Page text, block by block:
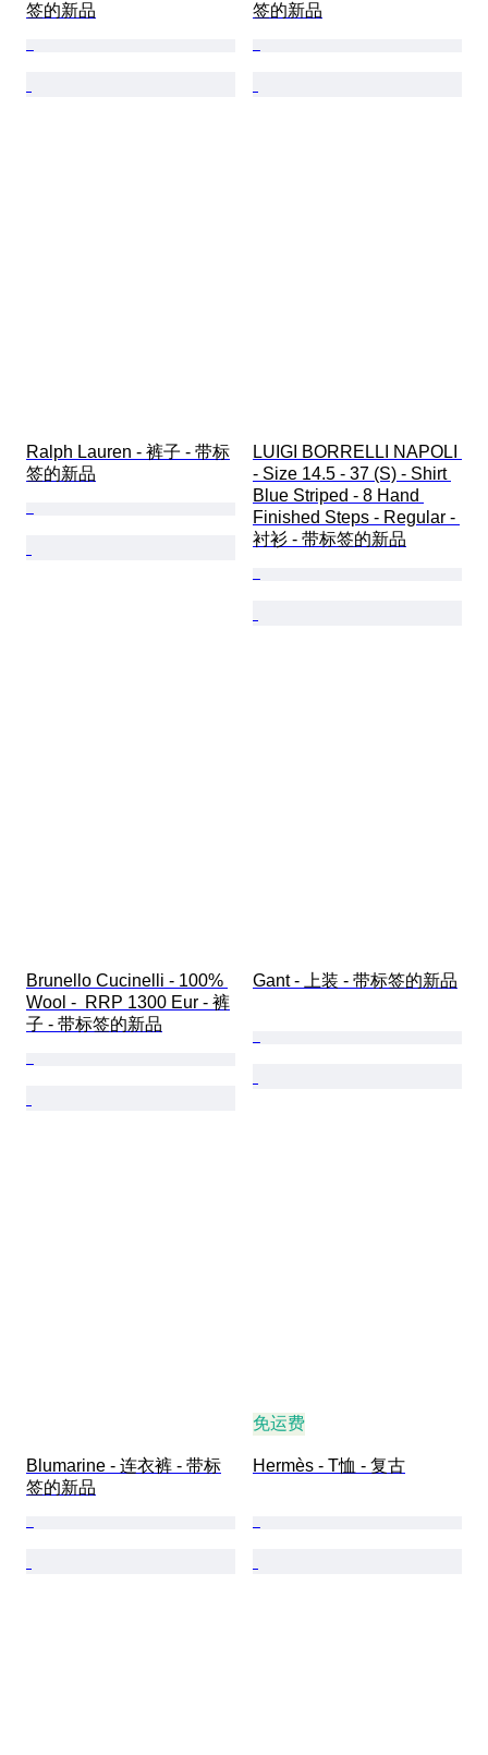
签的新品
签的新品
Ralph Lauren - 裤子 - 带标
签的新品
LUIGI BORRELLI NAPOLI
- Size 14.5 - 37 (S) - Shirt
Blue Striped - 8 Hand
Finished Steps - Regular -
衬衫 - 带标签的新品
Brunello Cucinelli - 100%
Wool -  RRP 1300 Eur - 裤
子 - 带标签的新品
Gant - 上装 - 带标签的新品
Blumarine - 连衣裤 - 带标
签的新品
免运费
Hermès - T恤 - 复古